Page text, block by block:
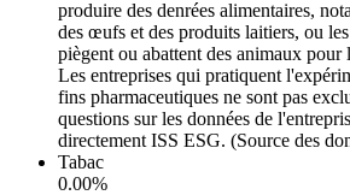
produire des denrées alimentaires,
des œufs et des produits laitiers, ou
piègent ou abattent des animaux
Les entreprises qui pratiquent
fins pharmaceutiques ne sont pas
questions sur les données de
directement ISS ESG. (Source des
Tabac
0.00%